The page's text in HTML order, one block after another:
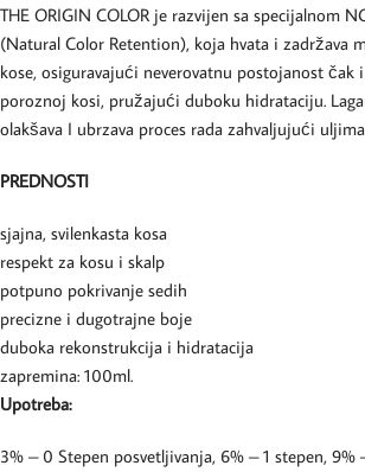
THE ORIGIN COLOR je razvijen sa specijalnom
(Natural Color Retention), koja hvata i zadržava
kose, osiguravajući neverovatnu postojanost čak
poroznoj kosi, pružajući duboku hidrataciju.
olakšava I ubrzava proces rada zahvaljujući
PREDNOSTI
sjajna, svilenkasta kosa
respekt za kosu i skalp
potpuno pokrivanje sedih
precizne i dugotrajne boje
duboka rekonstrukcija i hidratacija
zapremina: 100ml.
Upotreba:
3% – 0 Stepen posvetljivanja, 6% – 1 stepen, 9%